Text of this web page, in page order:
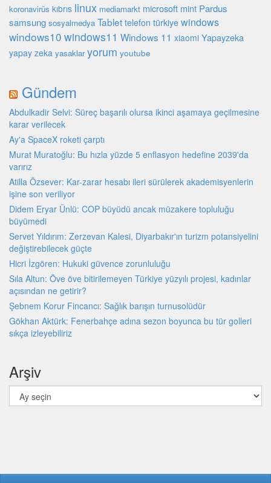
koronavirüs kıbrıs linux mediamarkt microsoft mint Pardus
samsung sosyalmedya Tablet telefon türkiyewindows
windows10 windows11 Windows 11 xiaomi Yapayzeka
yapay zeka yasaklar yorum youtube
Gündem
Abdulkadir Selvi: Süreç başarılı olursa ikinci aşamaya geçilmesine
karar verilecek
Ay'a SpaceX roketi çarptı
Murat Muratoğlu: Bu hızla yüzde 5 enflasyon hedefine 2039'da
varırız
Atilla Özsever: Kar-zarar hesabı ileri sürülerek akademisyenlerin
işine son veriliyor
Didem Eryar Ünlü: COP büyüdü ancak müzakere topluluğu
büyümedi
Servet Yıldırım: Zerzevan Kalesi, Diyarbakır'ın turizm potansiyelini
değiştirebilecek güçte
Hicri İzgören: Hukuki güvence zorunluluğu
Sıla Altun: Öve öve bitirilemeyen Türkiye yüzyılı projesi, kadınlar
açısından ne getirir?
Şebnem Korur Fincancı: Sağlık barışın turnusolüdür
Gökhan Aktürk: Fenerbahçe adına sezon boyunca bu tür golleri
sıkça izleyebiliriz
Arşiv
Arşiv